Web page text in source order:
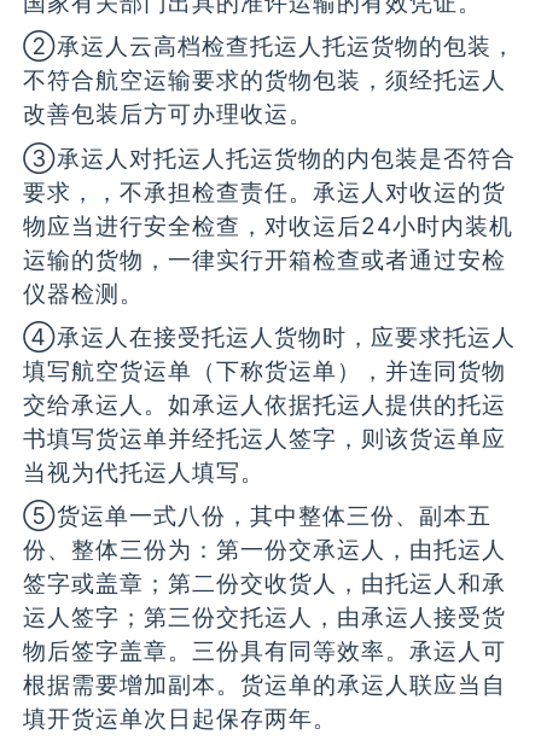
②承运人云高档检查托运人托运货物的包装，
不符合航空运输要求的货物包装，须经托运人
改善包装后方可办理收运。
③承运人对托运人托运货物的内包装是否符合
要求，，不承担检查责任。承运人对收运的货
物应当进行安全检查，对收运后24小时内装机
运输的货物，一律实行开箱检查或者通过安检
仪器检测。
④承运人在接受托运人货物时，应要求托运人
填写航空货运单（下称货运单），并连同货物
交给承运人。如承运人依据托运人提供的托运
书填写货运单并经托运人签字，则该货运单应
当视为代托运人填写。
⑤货运单一式八份，其中整体三份、副本五
份、整体三份为：第一份交承运人，由托运人
签字或盖章；第二份交收货人，由托运人和承
运人签字；第三份交托运人，由承运人接受货
物后签字盖章。三份具有同等效率。承运人可
根据需要增加副本。货运单的承运人联应当自
填开货运单次日起保存两年。